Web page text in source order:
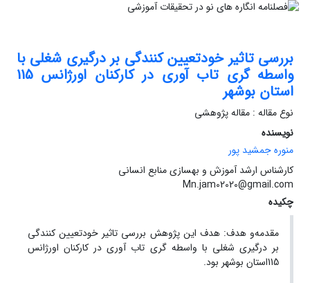
بررسی تاثیر خودتعیین کنندگی بر درگیری شغلی با
واسطه گری تاب آوری در کارکنان اورژانس 115
استان بوشهر
نوع مقاله : مقاله پژوهشی
نویسنده
منوره جمشید پور
کارشناس ارشد آموزش و بهسازی منابع انسانی
Mn.jam02020@gmail.com
چکیده
مقدمه‌و هدف: هدف این پژوهش بررسی تاثیر خودتعیین کنندگی
بر درگیری شغلی با واسطه گری تاب آوری در کارکنان اورژانس
115استان بوشهر بود.